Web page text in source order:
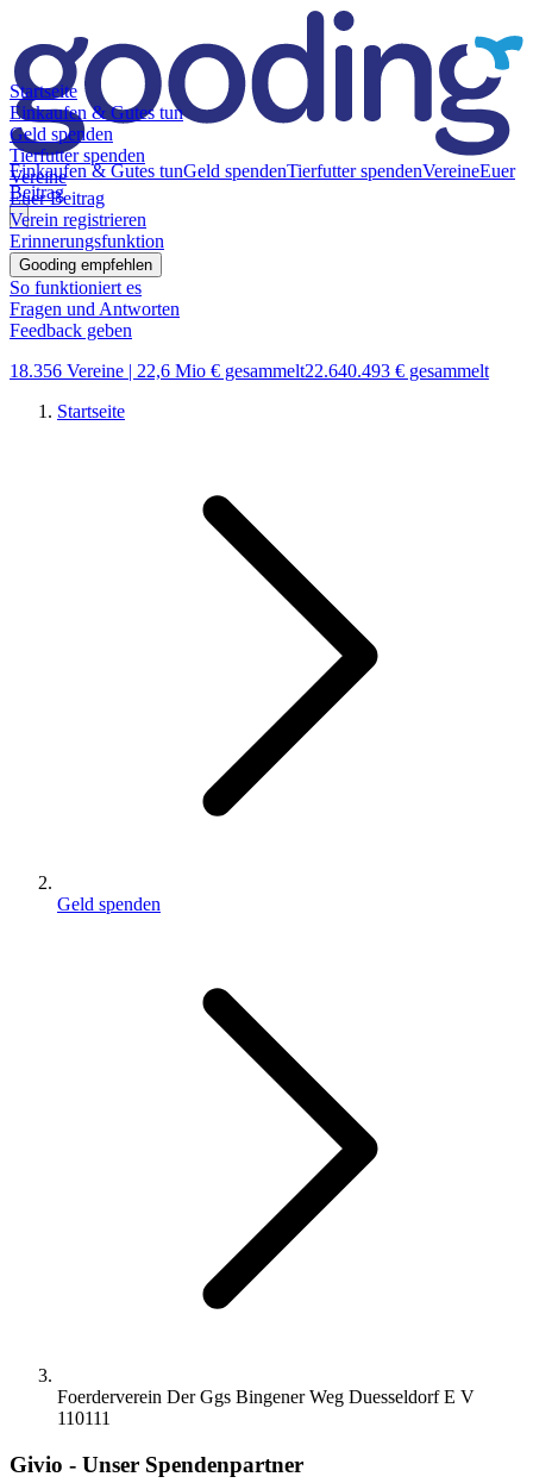
Einkaufen & Gutes tunGeld spendenTierfutter spendenVereineEuer
Beitrag
Startseite
Einkaufen & Gutes tun
Geld spenden
Tierfutter spenden
Vereine
Euer Beitrag
Verein registrieren
Erinnerungsfunktion
Gooding empfehlen
So funktioniert es
Fragen und Antworten
Feedback geben
18.356 Vereine | 22,6 Mio € gesammelt22.640.493 € gesammelt
Startseite
Geld spenden
Foerderverein Der Ggs Bingener Weg Duesseldorf E V
110111
Givio - Unser Spendenpartner